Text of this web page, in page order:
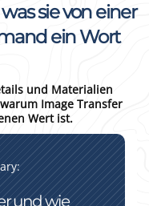
sie von einer
ein Wort
und Materialien
Image Transfer
Wert ist.
und wie